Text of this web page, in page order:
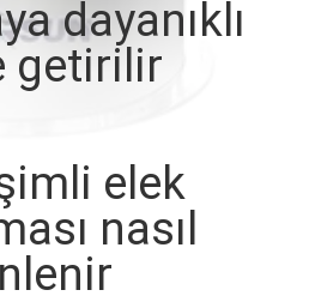
dayanıklı
getirilir
elek
nasıl